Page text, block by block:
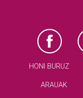
HONI BURUZ
ARAUAK